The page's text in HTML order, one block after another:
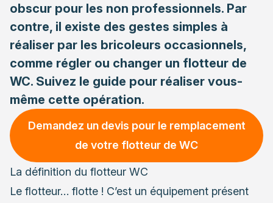
obscur pour les non professionnels. Par
contre, il existe des gestes simples à
réaliser par les bricoleurs occasionnels,
comme régler ou changer un flotteur de
WC. Suivez le guide pour réaliser vous-
même cette opération.
Demandez un devis pour le remplacement
de votre flotteur de WC
La définition du flotteur WC
Le flotteur… flotte ! C’est un équipement présent